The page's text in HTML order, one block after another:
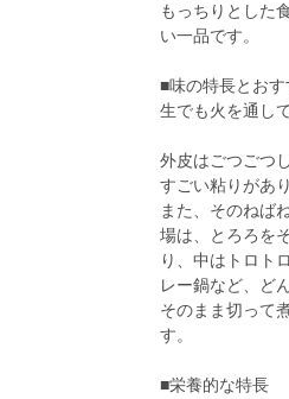
もっちりとした
い一品です。
■味の特長とお
生でも火を通し
外皮はごつごつ
すごい粘りがあ
また、そのねば
場は、とろろを
り、中はトロト
レー鍋など、ど
そのまま切って
す。
■栄養的な特長